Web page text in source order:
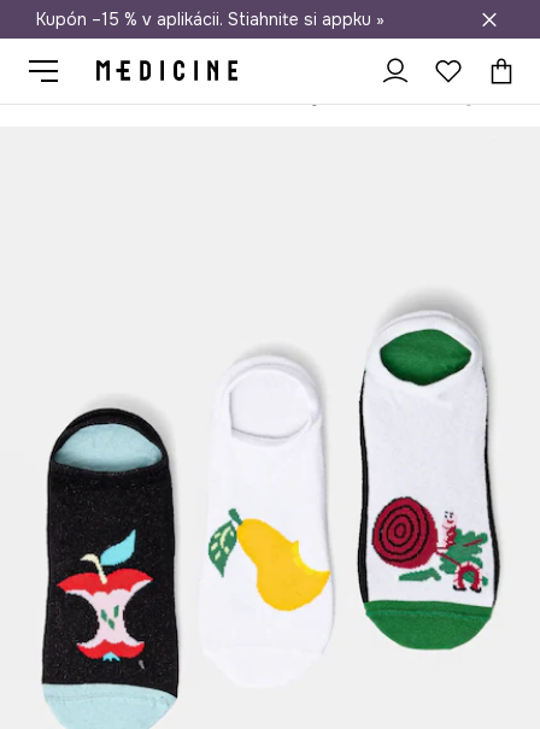
Doprava zadarmo od 50 €
Kupón –15 % v aplikácii. Stiahnite si appku »